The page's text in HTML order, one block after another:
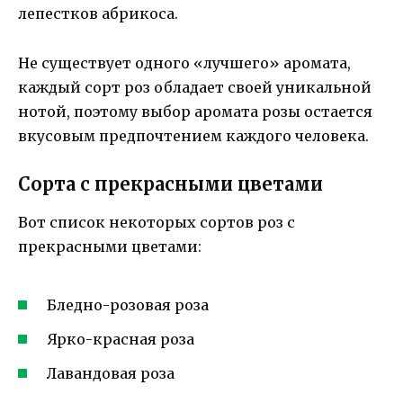
лепестков абрикоса.
Не существует одного «лучшего» аромата,
каждый сорт роз обладает своей уникальной
нотой, поэтому выбор аромата розы остается
вкусовым предпочтением каждого человека.
Сорта с прекрасными цветами
Вот список некоторых сортов роз с
прекрасными цветами:
Бледно-розовая роза
Ярко-красная роза
Лавандовая роза